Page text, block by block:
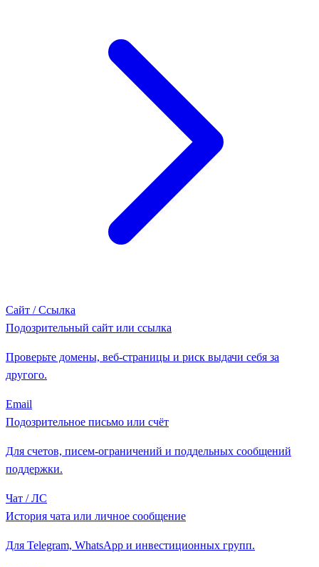
Сайт / Ссылка
Подозрительный сайт или ссылка
Проверьте домены, веб-страницы и риск выдачи себя за
другого.
Email
Подозрительное письмо или счёт
Для счетов, писем-ограничений и поддельных сообщений
поддержки.
Чат / ЛС
История чата или личное сообщение
Для Telegram, WhatsApp и инвестиционных групп.